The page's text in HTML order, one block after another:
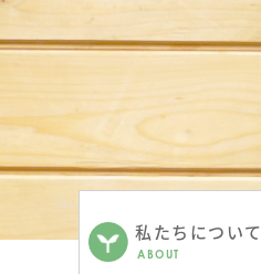
私たちについて
ABOUT